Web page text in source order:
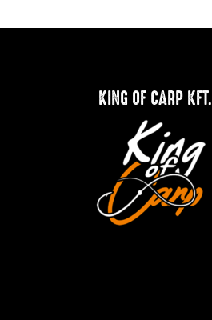
KING OF CARP KFT.